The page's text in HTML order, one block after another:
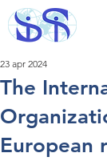
The
European
23 apr 2024